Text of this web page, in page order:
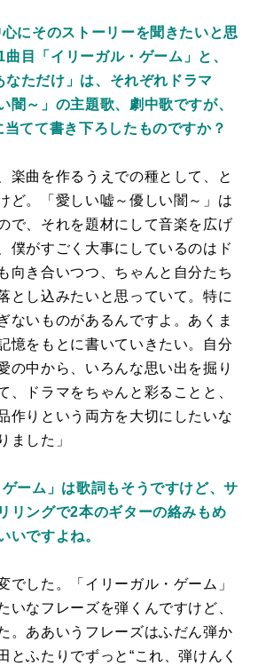
にそのストーリーを聞きたいと思
目「イリーガル・ゲーム」と、
なただけ」は、それぞれドラマ
闇～」の主題歌、劇中歌ですが、
てて書き下ろしたものですか？
楽曲を作るうえでの種として、と
ど。「愛しい嘘～優しい闇～」は
で、それを題材にして音楽を広げ
僕がすごく大事にしているのはド
向き合いつつ、ちゃんと自分たち
とし込みたいと思っていて。特に
ないものがあるんですよ。あくま
憶をもとに書いていきたい。自分
の中から、いろんな思い出を掘り
、ドラマをちゃんと彩ることと、
作りという両方を大切にしたいな
ました」
ーム」は歌詞もそうですけど、サ
リングで2本のギターの絡みもめ
いですよね。
でした。「イリーガル・ゲーム」
いなフレーズを弾くんですけど、
。ああいうフレーズはふだん弾か
とふたりでずっと“これ、弾けんく